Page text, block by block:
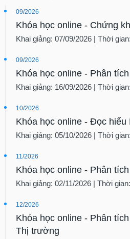
09/2026
Khóa học online - Chứng
Khai giảng: 07/09/2026 | Thời
09/2026
Khóa học online - Phân
Khai giảng: 16/09/2026 | Thời
10/2026
Khóa học online - Đọc hiểu
Khai giảng: 05/10/2026 | Thời
11/2026
Khóa học online - Phân
Khai giảng: 02/11/2026 | Thời
12/2026
Khóa học online - Phân
Thị trường